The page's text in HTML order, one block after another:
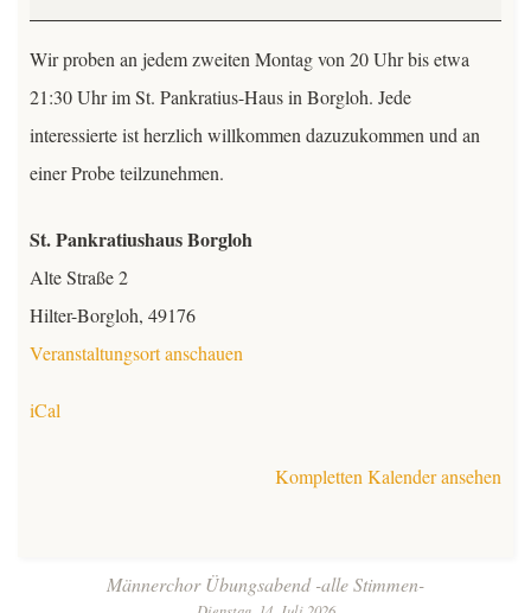
Vorstand & Chorleitung
Mitglieder
TeutoChoriFeen
TeutoChoriFeen
TeutoChoriFeen intern
TeutoMusiKids
alle-
Wir proben an jedem zweiten Montag von 20 Uhr bis etwa
21:30 Uhr im St. Pankratius-Haus in Borgloh. Jede
interessierte ist herzlich willkommen dazuzukommen und an
einer Probe teilzunehmen.
St. Pankratiushaus Borgloh
Alte Straße 2
Hilter-Borgloh, 49176
Veranstaltungsort anschauen
iCal
Kompletten Kalender ansehen
Beitrags-
Männerchor Übungsabend -alle Stimmen-